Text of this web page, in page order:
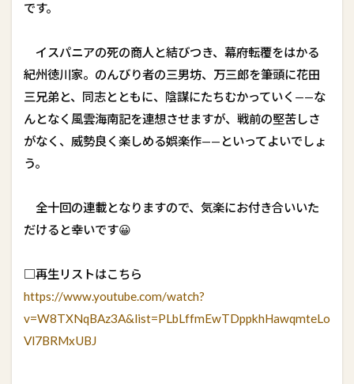
です。
イスパニアの死の商人と結びつき、幕府転覆をはかる
紀州徳川家。のんびり者の三男坊、万三郎を筆頭に花田
三兄弟と、同志とともに、陰謀にたちむかっていく——な
んとなく風雲海南記を連想させますが、戦前の堅苦しさ
がなく、威勢良く楽しめる娯楽作——といってよいでしょ
う。
全十回の連載となりますので、気楽にお付き合いいた
だけると幸いです😀
□再生リストはこちら
https://www.youtube.com/watch?
v=W8TXNqBAz3A&list=PLbLffmEwTDppkhHawqmteLo
Vl7BRMxUBJ